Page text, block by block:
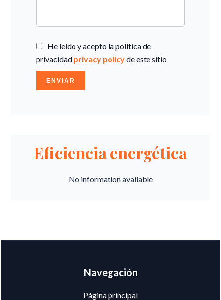
He leído y acepto la política de
privacidad privacy policyde este sitio
ENVIAR
Eficiencia energética
No information available
Navegación
Página principal